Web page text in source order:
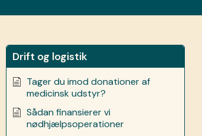
Drift og logistik
Tager du imod donationer af
medicinsk udstyr?
Sådan finansierer vi
nødhjælpsoperationer